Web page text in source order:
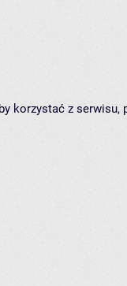
korzystać z serwisu,